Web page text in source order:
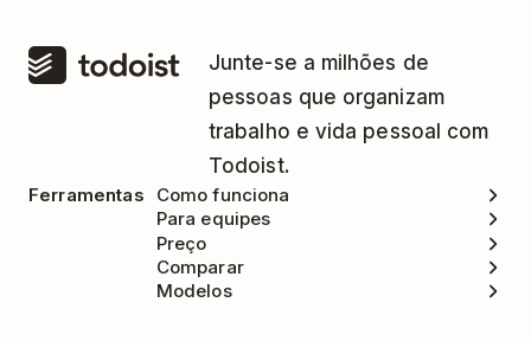
Junte-se a milhões de
pessoas que organizam
trabalho e vida pessoal com
Todoist.
Ferramentas
Como funciona
Para equipes
Preço
Comparar
Modelos